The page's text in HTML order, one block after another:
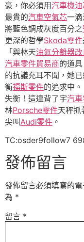
豪，你必須用汽車機
最貴的汽車空氣芯一滴
將藍色調成灰度百分之
更深的哲學Skoda零件
「與林天油氣分離器
汽車零件貿易商的道
的抗議充耳不聞，她
衡福斯零件的追求中。
失衡！這違背了宇汽
林Porsche零件天秤抓
尖叫Audi零件 。
TC:osder9follow7
發佈留言
發佈留言必須填寫的
為 *
留言 *